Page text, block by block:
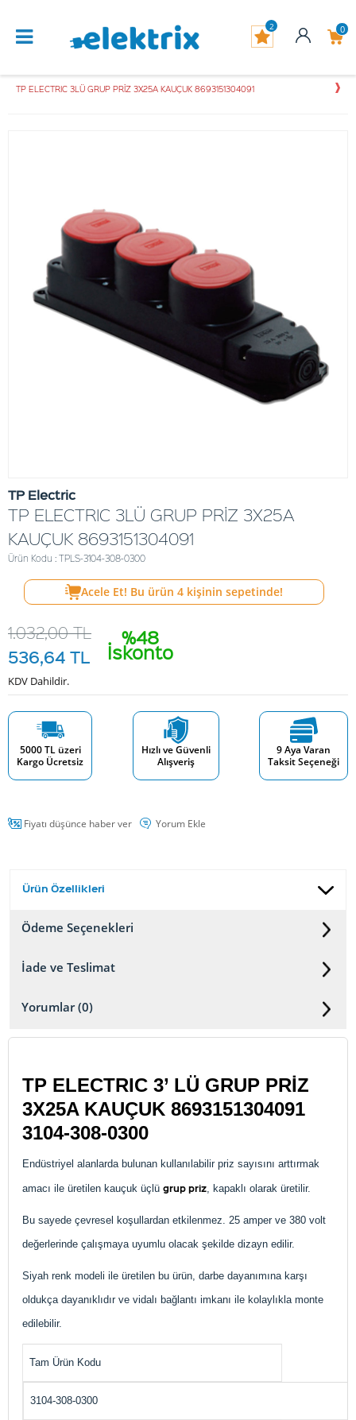
0
2
TP ELECTRIC 3LÜ GRUP PRİZ 3X25A KAUÇUK 8693151304091
TP Electric
TP ELECTRIC 3LÜ GRUP PRİZ 3X25A
KAUÇUK 8693151304091
Ürün Kodu : TPLS-3104-308-0300
Acele Et! Bu ürün 4 kişinin sepetinde!
%48
İskonto
1.032,00TL
536,64 TL
KDV Dahildir.
5000 TL üzeri
Kargo Ücretsiz
Hızlı ve Güvenli
Alışveriş
9 Aya Varan
Taksit Seçeneği
Fiyatı düşünce haber ver Yorum Ekle
Ürün Özellikleri
Ödeme Seçenekleri
İade ve Teslimat
Yorumlar (0)
TP ELECTRIC 3’ LÜ GRUP PRİZ
3X25A KAUÇUK 8693151304091
3104-308-0300
Endüstriyel alanlarda bulunan kullanılabilir priz sayısını arttırmak
amacı ile üretilen kauçuk üçlü grup priz, kapaklı olarak üretilir.
Bu sayede çevresel koşullardan etkilenmez. 25 amper ve 380 volt
değerlerinde çalışmaya uyumlu olacak şekilde dizayn edilir.
Siyah renk modeli ile üretilen bu ürün, darbe dayanımına karşı
oldukça dayanıklıdır ve vidalı bağlantı imkanı ile kolaylıkla monte
edilebilir.
Tam Ürün Kodu
3104-308-0300